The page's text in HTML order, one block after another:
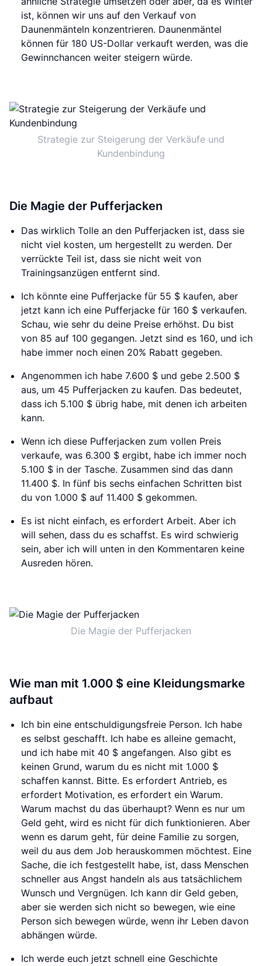
ist, können wir uns auf den Verkauf von
Daunenmänteln konzentrieren. Daunenmäntel
können für 180 US-Dollar verkauft werden, was die
Gewinnchancen weiter steigern würde.
Strategie zur Steigerung der Verkäufe und
Kundenbindung
Die Magie der Pufferjacken
Das wirklich Tolle an den Pufferjacken ist, dass sie
nicht viel kosten, um hergestellt zu werden. Der
verrückte Teil ist, dass sie nicht weit von
Trainingsanzügen entfernt sind.
Ich könnte eine Pufferjacke für 55 $ kaufen, aber
jetzt kann ich eine Pufferjacke für 160 $ verkaufen.
Schau, wie sehr du deine Preise erhöhst. Du bist
von 85 auf 100 gegangen. Jetzt sind es 160, und ich
habe immer noch einen 20% Rabatt gegeben.
Angenommen ich habe 7.600 $ und gebe 2.500 $
aus, um 45 Pufferjacken zu kaufen. Das bedeutet,
dass ich 5.100 $ übrig habe, mit denen ich arbeiten
kann.
Wenn ich diese Pufferjacken zum vollen Preis
verkaufe, was 6.300 $ ergibt, habe ich immer noch
5.100 $ in der Tasche. Zusammen sind das dann
11.400 $. In fünf bis sechs einfachen Schritten bist
du von 1.000 $ auf 11.400 $ gekommen.
Es ist nicht einfach, es erfordert Arbeit. Aber ich
will sehen, dass du es schaffst. Es wird schwierig
sein, aber ich will unten in den Kommentaren keine
Ausreden hören.
Die Magie der Pufferjacken
Wie man mit 1.000 $ eine Kleidungsmarke
aufbaut
Ich bin eine entschuldigungsfreie Person. Ich habe
es selbst geschafft. Ich habe es alleine gemacht,
und ich habe mit 40 $ angefangen. Also gibt es
keinen Grund, warum du es nicht mit 1.000 $
schaffen kannst. Bitte. Es erfordert Antrieb, es
erfordert Motivation, es erfordert ein Warum.
Warum machst du das überhaupt? Wenn es nur um
Geld geht, wird es nicht für dich funktionieren. Aber
wenn es darum geht, für deine Familie zu sorgen,
weil du aus dem Job herauskommen möchtest. Eine
Sache, die ich festgestellt habe, ist, dass Menschen
schneller aus Angst handeln als aus tatsächlichem
Wunsch und Vergnügen. Ich kann dir Geld geben,
aber sie werden sich nicht so bewegen, wie eine
Person sich bewegen würde, wenn ihr Leben davon
abhängen würde.
Ich werde euch jetzt schnell eine Geschichte